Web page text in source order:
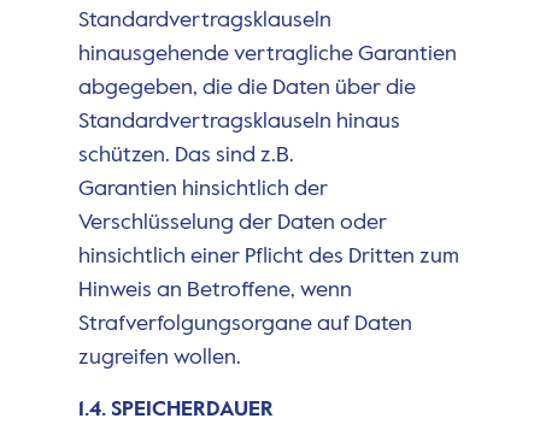
Standardvertragsklauseln
hinausgehende vertragliche Garantien
abgegeben, die die Daten über die
Standardvertragsklauseln hinaus
schützen. Das sind z.B.
Garantien hinsichtlich der
Verschlüsselung der Daten oder
hinsichtlich einer Pflicht des Dritten zum
Hinweis an Betroffene, wenn
Strafverfolgungsorgane auf Daten
zugreifen wollen.
1.4. SPEICHERDAUER